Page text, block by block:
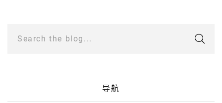
Search the blog...
导航